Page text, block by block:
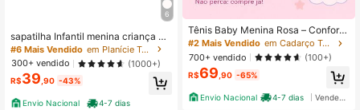
6
sapatilha Infantil menina criança ba
tizado casamento festa flor 04
#6 Mais Vendido
em Planície Tênis infantil
300+ vendido
(1000+)
R$39 ,90 -43%
Envio Nacional 4-7 dias
Tênis Baby Menina Rosa – Conforto
e Diversão Para os Pés da Sua Filh
a 20 ao 33 - Compre já!
#2 Mais Vendido
em Cadarço Tênis infantil
700+ vendido
(100+)
R$69 ,90 -65%
Envio Nacional 4-7 dias